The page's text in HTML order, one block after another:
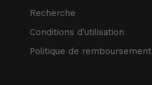
Recherche
Conditions d'utilisation
Politique de remboursement